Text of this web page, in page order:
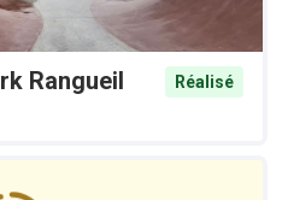
Rangueil
Réalisé